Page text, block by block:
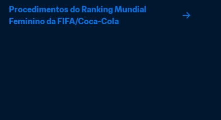
Procedimentos do Ranking Mundial
Feminino da FIFA/Coca-Cola